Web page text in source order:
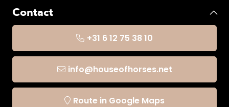
Contact
+31 6 12 75 38 10
info@houseofhorses.net
Route in Google Maps